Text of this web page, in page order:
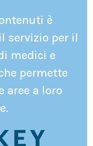
è
servizio per il
medici e
permette
aree a loro